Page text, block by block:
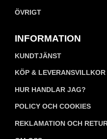
ÖVRIGT
INFORMATION
KUNDTJÄNST
KÖP & LEVERANSVILLKOR
HUR HANDLAR JAG?
POLICY OCH COOKIES
REKLAMATION OCH